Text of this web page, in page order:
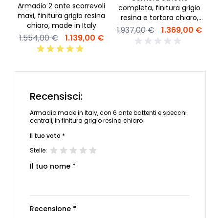
Armadio 2 ante scorrevoli
maxi, finitura grigio resina
chiaro, made in Italy
1.554,00 € 1.139,00 €
completa, finitura grigio
resina e tortora chiaro,
con armadio battente 6
ante, made in Italy
1.937,00 € 1.369,00 €
Recensisci:
Armadio made in Italy, con 6 ante battenti e specchi
centrali, in finitura grigio resina chiaro
Il tuo voto *
Stelle:
Il tuo nome *
Recensione *